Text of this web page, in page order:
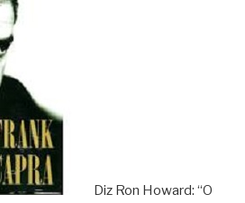
Diz Ron Howard: “O